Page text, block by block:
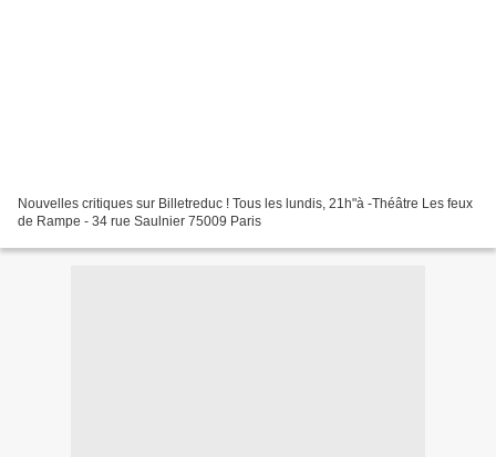
Nouvelles critiques sur Billetreduc ! Tous les lundis, 21h"à -Théâtre Les feux
de Rampe - 34 rue Saulnier 75009 Paris